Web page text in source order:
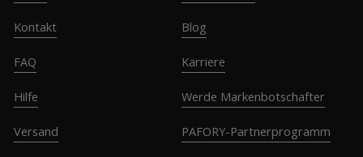
Kontakt
FAQ
Hilfe
Versand
Blog
Karriere
Werde Markenbotschafter
PAFORY-Partnerprogramm